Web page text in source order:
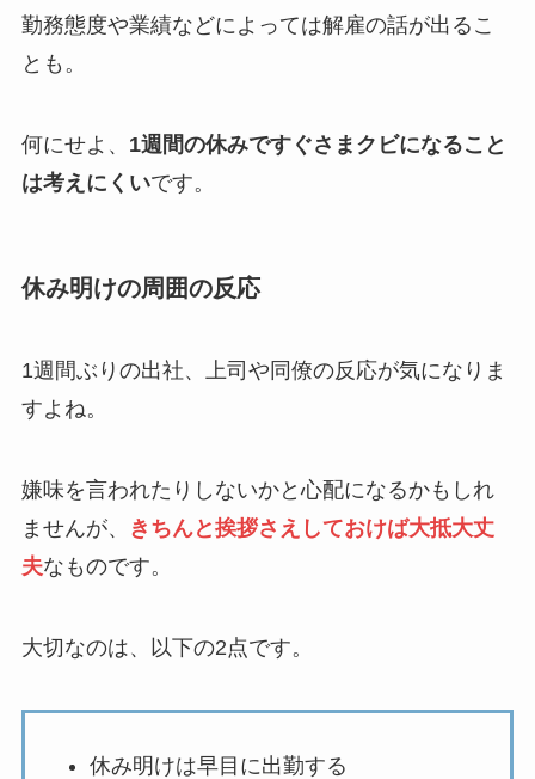
勤務態度や業績などによっては解雇の話が出るこ
とも。
何にせよ、 1週間の休みですぐさまクビになること
は考えにくいです。
休み明けの周囲の反応
1週間ぶりの出社、上司や同僚の反応が気になりま
すよね。
嫌味を言われたりしないかと心配になるかもしれ
ませんが、
きちんと挨拶さえしておけば大抵大丈
夫なものです。
大切なのは、以下の2点です。
休み明けは早目に出勤する